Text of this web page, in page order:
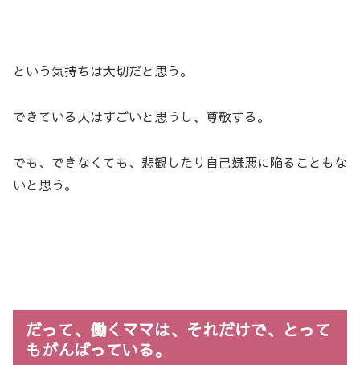
という気持ちは大切だと思う。
できている人はすごいと思うし、尊敬する。
でも、できなくても、悲観したり自己嫌悪に陥ることもな
いと思う。
だって、働くママは、それだけで、とって
もがんばっている。